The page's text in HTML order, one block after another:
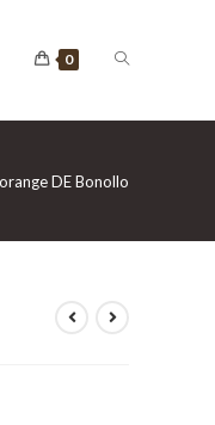
0 ACTIVER
LA
DE Bonollo